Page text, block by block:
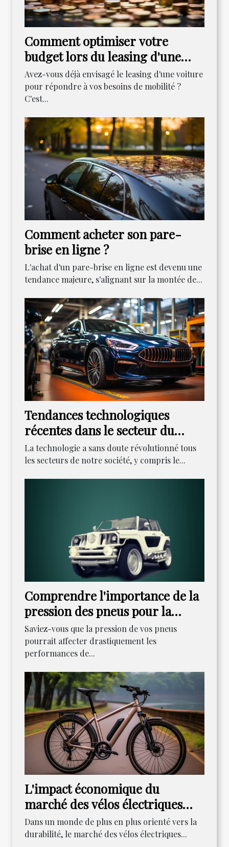
Comment optimiser votre
budget lors du leasing d'une
voiture
Avez-vous déjà envisagé le leasing d'une voiture
pour répondre à vos besoins de mobilité ?
C'est...
Comment acheter son pare-
brise en ligne ?
L'achat d'un pare-brise en ligne est devenu une
tendance majeure, s'alignant sur la montée de...
Tendances technologiques
récentes dans le secteur du
dépannage automobile
La technologie a sans doute révolutionné tous
les secteurs de notre société, y compris le...
Comprendre l'importance de la
pression des pneus pour la
performance de votre Kawasaki
ER6N
Saviez-vous que la pression de vos pneus
pourrait affecter drastiquement les
performances de...
L'impact économique du
marché des vélos électriques
reconditionnés
Dans un monde de plus en plus orienté vers la
durabilité, le marché des vélos électriques...